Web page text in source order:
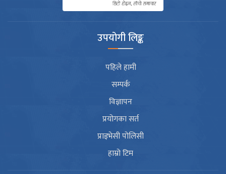
उपयोगी लिङ्क
पहिले हामी
सम्पर्क
विज्ञापन
प्रयोगका सर्त
प्राइभेसी पोलिसी
हाम्रो टिम